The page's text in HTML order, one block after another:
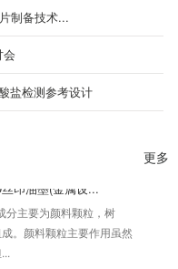
制备技术...
会
盐检测参考设计
更多
体式uvled面光源
化光源 技术参数及特点产
功率150-7...
分主要为颜料颗粒，树
。颜料颗粒主要作用虽然